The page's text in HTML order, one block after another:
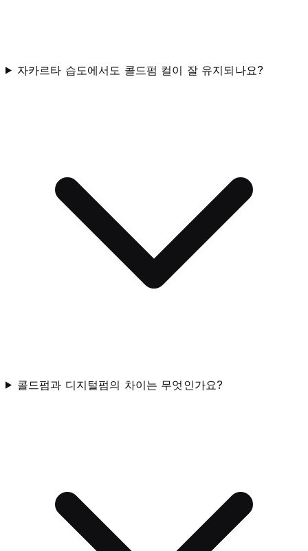
자카르타 습도에서도 콜드펌 컬이 잘 유지되나요?
콜드펌과 디지털펌의 차이는 무엇인가요?